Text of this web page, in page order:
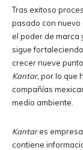
Tras exitoso
pasado con
el poder de marca
sigue
crecer nueve
Kantar,por lo que
compañías
medio ambiente.
Kantares
contiene